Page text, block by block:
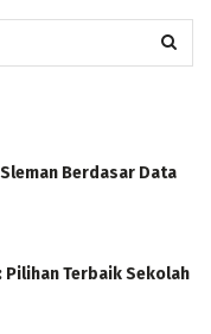
Berdasar Data
Pilihan Terbaik Sekolah